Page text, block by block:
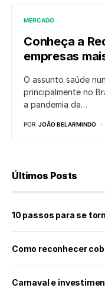
MERCADO
Conheça a
empresas
O assunto saúde
principalmente no
a pandemia da…
POR JOÃO BELARMINDO
Últimos Posts
10 passos para se
Como reconhecer
Carnaval e